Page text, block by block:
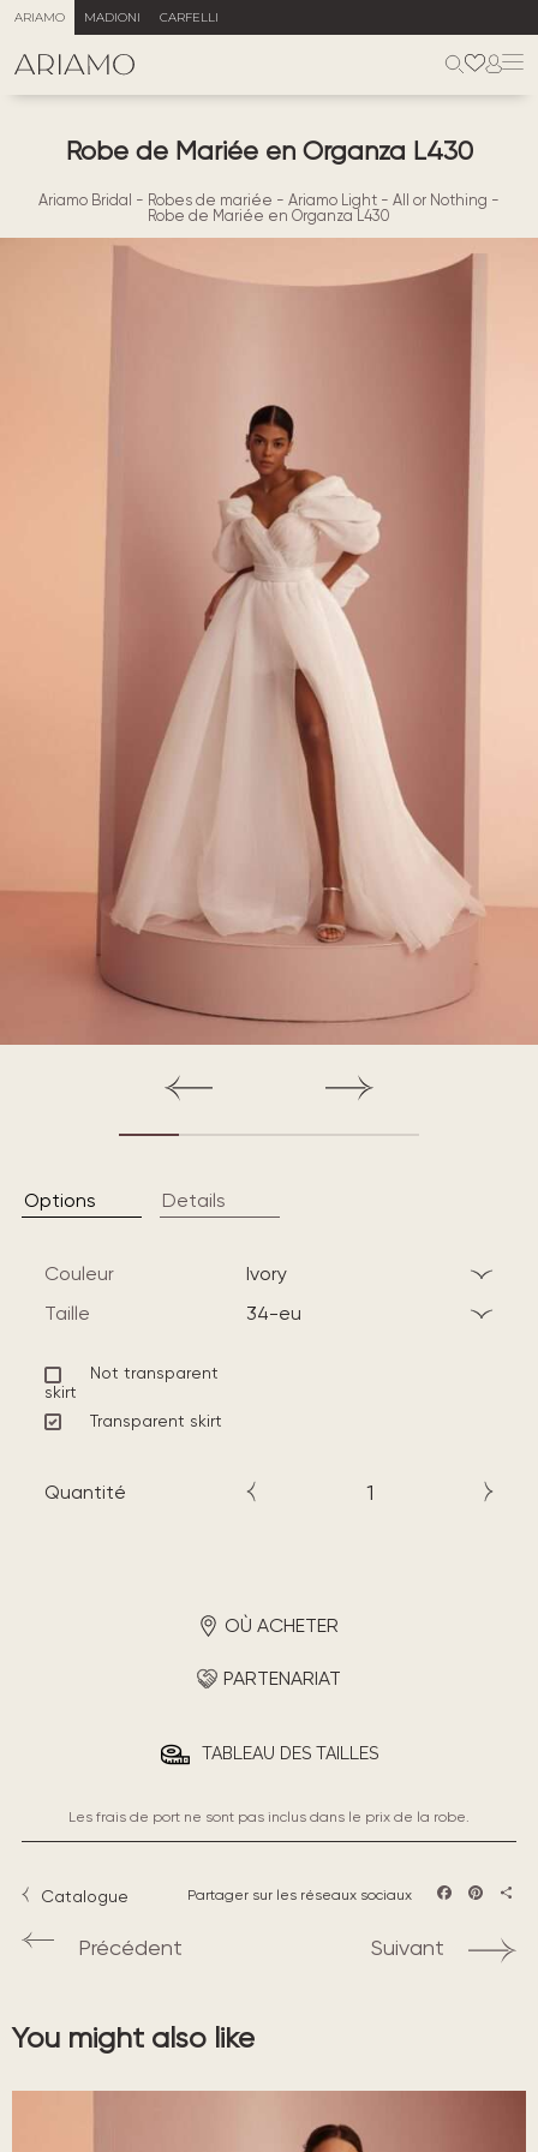
ARIAMO MADIONI CARFELLI
Robe de Mariée en Organza L430
Ariamo Bridal - Robes de mariée - Ariamo Light - All or Nothing -
Robe de Mariée en Organza L430
Options Details
Couleur
ivory
Taille
34-eu
Not transparent
skirt
Transparent skirt
Quantité
OÙ ACHETER
PARTENARIAT
TABLEAU DES TAILLES
Les frais de port ne sont pas inclus dans le prix de la robe.
Catalogue Partager sur les réseaux sociaux
Précédent Suivant
You might also like